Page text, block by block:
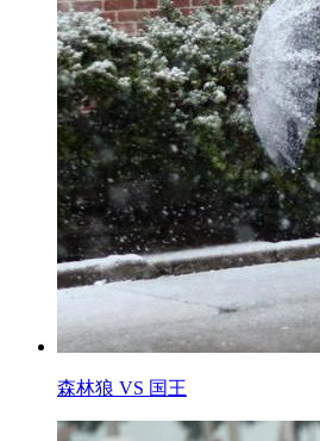
森林狼 VS 国王